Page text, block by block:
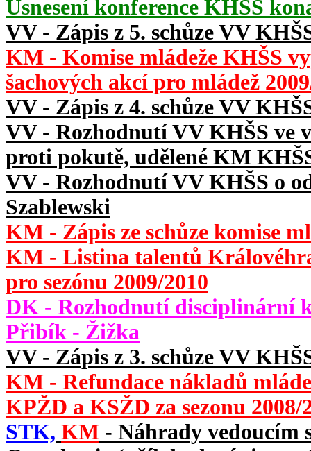
Usnesení konference KHŠS
VV - Zápis z 5. schůze VV
KM - Komise mládeže KHŠS
šachových akcí pro mládež
VV - Zápis z 4. schůze VV
VV - Rozhodnutí VV KHŠS ve
proti pokutě, udělené KM
VV - Rozhodnutí VV KHŠS o
Szablewski
KM - Zápis ze schůze komise
KM - Listina talentů
pro sezónu 2009/2010
DK - Rozhodnutí disciplinární
Přibík - Žižka
VV - Zápis z 3. schůze VV
KM - Refundace nákladů
KPŽD a KSŽD za sezonu
STK, KM - Náhrady vedoucím